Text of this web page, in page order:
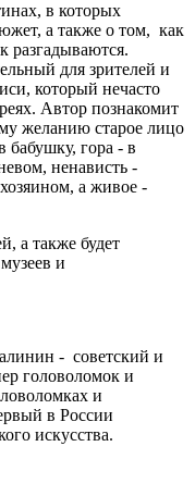
в которых
а также о том, как
разгадываются.
для зрителей и
который нечасто
Автор познакомит
желанию старое лицо
бабушку, гора - в
ненависть -
а живое -
а также будет
и
- советский и
головоломок и
и
в России
искусства.